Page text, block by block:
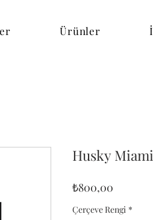
Ürünler
Husky Miami
₺800,00
Çerçeve Rengi *